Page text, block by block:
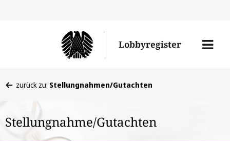
Lobbyregister
Menü
befinden
hier:
zurück zu: Stellungnahmen/Gutachten
Stellungnahme/Gutachten